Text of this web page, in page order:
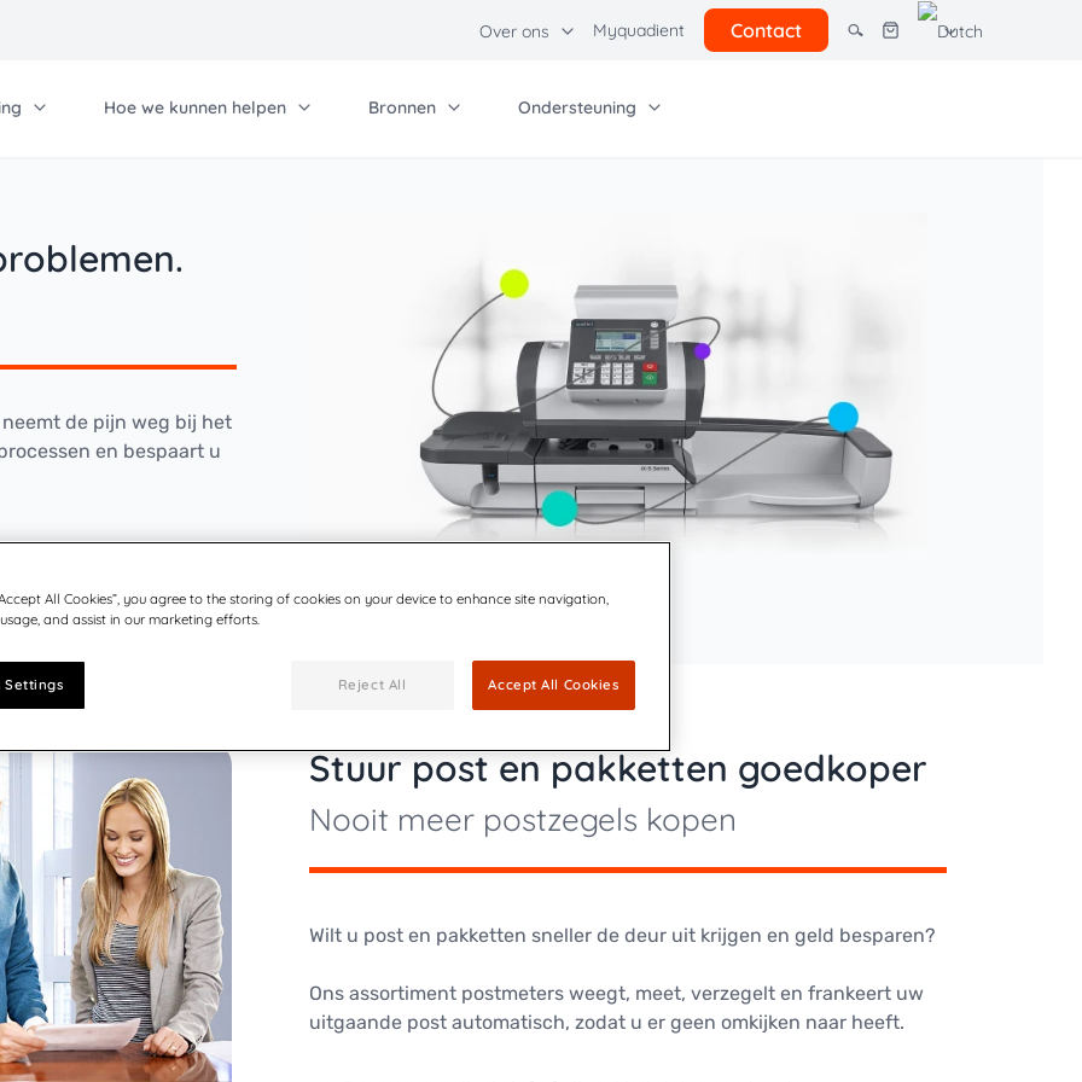
Over ons Myquadient Contact
Investeerdersrelaties
Quadient Graphics
Hoe we kunnen helpen Bronnen Ondersteuning
post & verzending
Voorkeurencentrum
Wijziging van het posttarief
Gebruiksvoorwaarden
Technische hulp - Hardware
de pijn weg bij het
en bespaart u
Stuur post en pakketten goedkoper
Nooit meer postzegels kopen
Wilt u post en pakketten sneller de deur uit krijgen en geld besparen?
Ons assortiment postmeters weegt, meet, verzegelt en frankeert uw
uitgaande post automatisch, zodat u er geen omkijken naar heeft.
All Cookies”, you agree to the storing of cookies on your device to enhance site navigation,
and assist in our marketing efforts.
Settings Reject All Accept All Cookies